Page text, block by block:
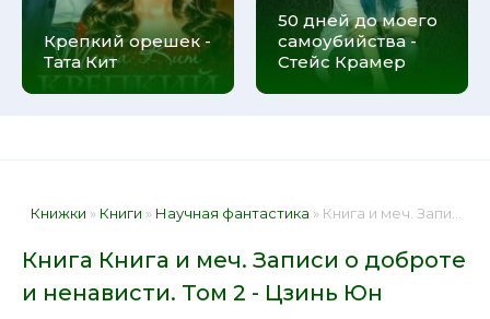
Крепкий орешек -
Тата Кит
50 дней до моего
самоубийства -
Стейс Крамер
Книжки » Книги » Научная фантастика » Книга и меч. Записи о доброте и ненависти. Том 2 - Цзинь Юн 📕 - Книга онлайн бесплатно
Книга Книга и меч. Записи о доброте
и ненависти. Том 2 - Цзинь Юн